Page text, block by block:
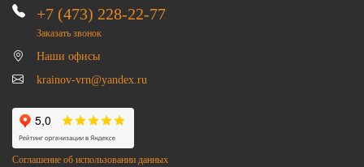
+7 (473) 228-22-77
Заказать звонок
Наши офисы
krainov-vrn@yandex.ru
Соглашение об использовании данных